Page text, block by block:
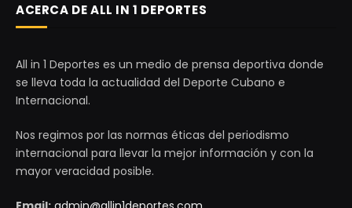
ACERCA DE ALL IN 1 DEPORTES
All in 1 Deportes es un medio de prensa deportiva donde
se lleva toda la actualidad del Deporte Cubano e
Internacional.
Nos regimos por las normas éticas del periodismo
internacional para llevar la mejor información y con la
mayor veracidad posible.